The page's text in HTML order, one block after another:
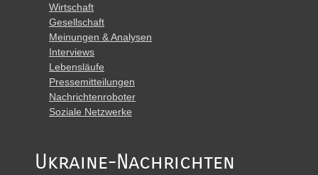
Wirtschaft
Gesellschaft
Meinungen & Analysen
Interviews
Lebensläufe
Pressemitteilungen
Nachrichtenroboter
Soziale Netzwerke
Ukraine-Nachrichten